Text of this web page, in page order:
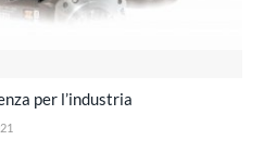
per l’industria